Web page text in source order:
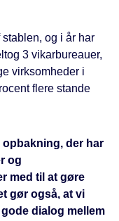
og i år har
3 vikarbureauer,
virksomheder i
flere stande
opbakning, der har
og
med til at gøre
gør også, at vi
dialog mellem